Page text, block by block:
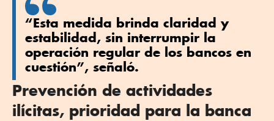
“Esta medida brinda claridad y
estabilidad, sin interrumpir la
operación regular de los bancos en
cuestión”, señaló.
Prevención de actividades
ilícitas, prioridad para la banca